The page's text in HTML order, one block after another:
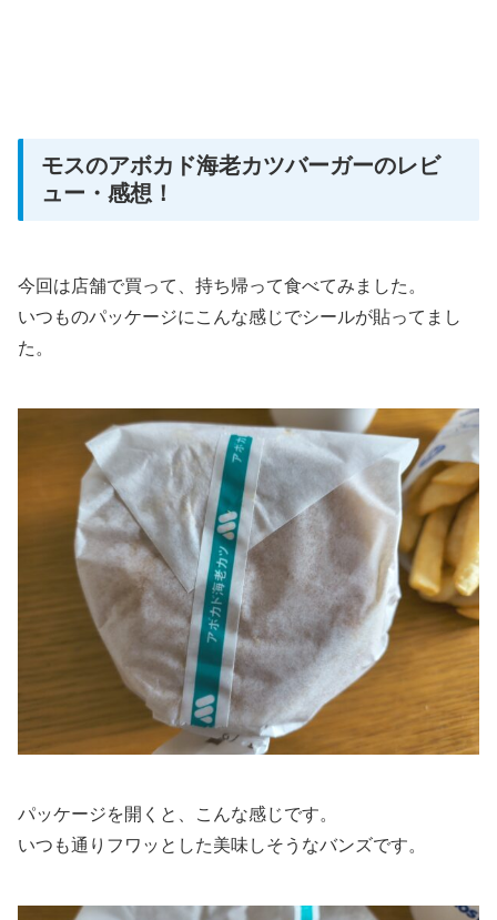
モスのアボカド海老カツバーガーのレビ
ュー・感想！
今回は店舗で買って、持ち帰って食べてみました。
いつものパッケージにこんな感じでシールが貼ってまし
た。
パッケージを開くと、こんな感じです。
いつも通りフワッとした美味しそうなバンズです。